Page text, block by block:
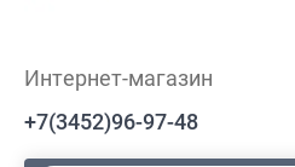
Интернет-магазин
+7(3452)96-97-48